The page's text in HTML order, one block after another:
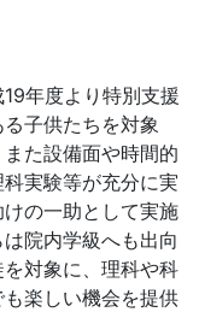
年度より特別支援
子供たちを対象
た設備面や時間的
実験等が充分に実
の一助として実施
院内学級へも出向
対象に、理科や科
楽しい機会を提供